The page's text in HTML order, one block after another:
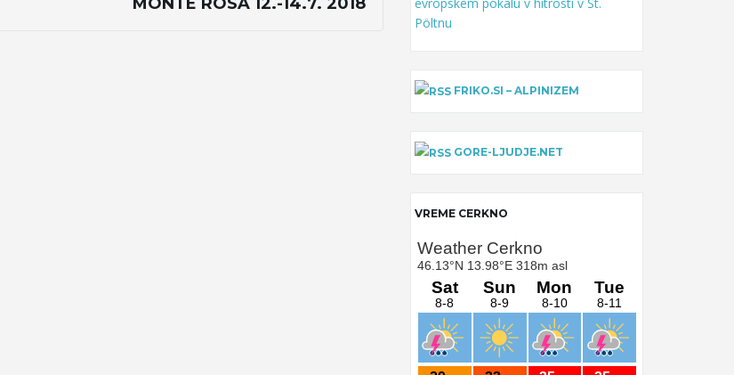
Pöltnu
FRIKO.SI – ALPINIZEM
GORE-LJUDJE.NET
VREME CERKNO